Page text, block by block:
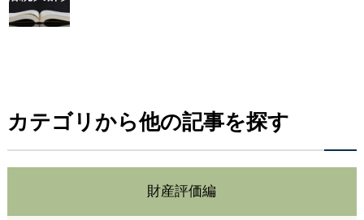
カテゴリから他の記事を探す
財産評価編